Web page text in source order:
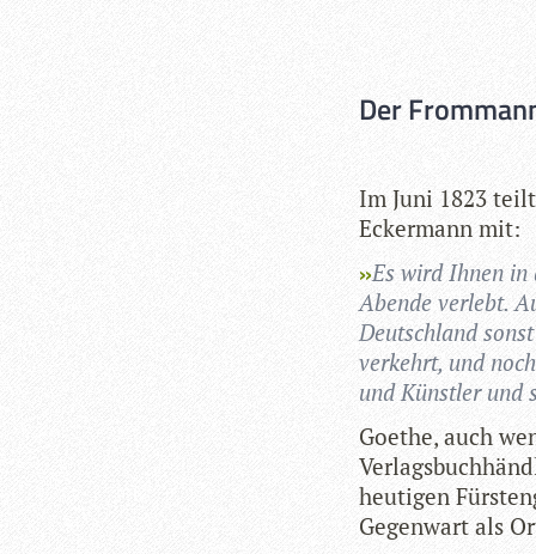
Der
Im Juni 1823
Ecker­mann mit:
Es wird Ihnen in
Abende ver­lebt.
Deutsch­land
ver­kehrt, und
und Künst­ler und
Goe­the, auch
heu­ti­gen
Gegen­wart als